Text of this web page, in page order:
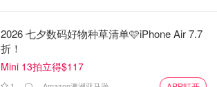
2026 七夕数码好物种草清单🩷iPhone Air 7.7
折！
Mini 13拍立得$117